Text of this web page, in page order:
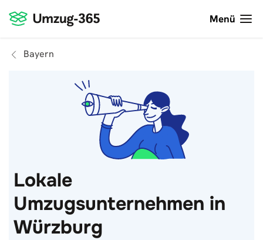
Menü
Bayern
Lokale
Umzugsunternehmen in
Würzburg